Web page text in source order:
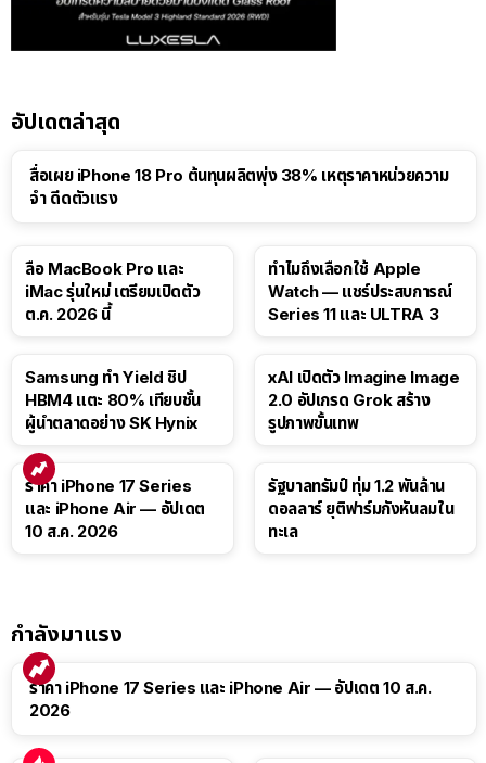
อัปเดตล่าสุด
สื่อเผย iPhone 18 Pro ต้นทุนผลิตพุ่ง 38% เหตุราคาหน่วยความ
จำ ดีดตัวแรง
ลือ MacBook Pro และ
iMac รุ่นใหม่ เตรียมเปิดตัว
ต.ค. 2026 นี้
ทำไมถึงเลือกใช้ Apple
Watch — แชร์ประสบการณ์
Series 11 และ ULTRA 3
Samsung ทำ Yield ชิป
HBM4 แตะ 80% เทียบชั้น
ผู้นำตลาดอย่าง SK Hynix
xAI เปิดตัว Imagine Image
2.0 อัปเกรด Grok สร้าง
รูปภาพขั้นเทพ
ราคา iPhone 17 Series
และ iPhone Air — อัปเดต
10 ส.ค. 2026
รัฐบาลทรัมป์ ทุ่ม 1.2 พันล้าน
ดอลลาร์ ยุติฟาร์มกังหันลมใน
ทะเล
กำลังมาแรง
ราคา iPhone 17 Series และ iPhone Air — อัปเดต 10 ส.ค.
2026